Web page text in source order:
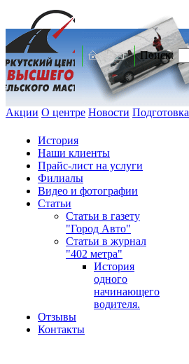
Поиск:
Акции О центре Новости Подготовка
История
Наши клиенты
Прайс-лист на услуги
Филиалы
Видео и фотографии
Статьи
Статьи в газету
"Город Авто"
Статьи в журнал
"402 метра"
История
одного
начинающего
водителя.
Отзывы
Контакты